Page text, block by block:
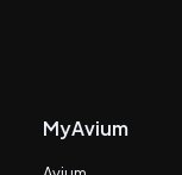
MyAvium